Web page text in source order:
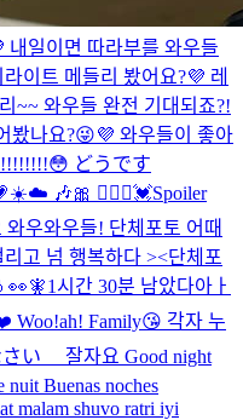
내일이면 따라부를 와우들
이트 메들리 봤어요?💜 레
~~ 와우들 완전 기대되죠?!
봤나요?😜💜 와우들이 좋아
どうです
☀️☁️ 🎶🎀 👩‍❤️‍👨💓Spoiler
와우와우들! 단체포토 어때
고 넘 행복하다 ><단체포
👀🧚1시간 30분 남았다아ㅏ
Woo!ah! Family😘 각자 누
さい 잘자요 Good night
nuit Buenas noches
malam shuvo ratri iyi